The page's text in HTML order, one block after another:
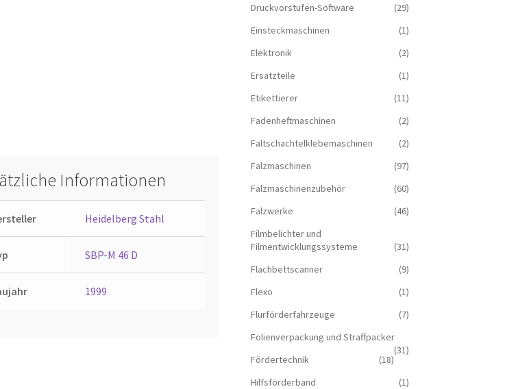
Informationen
Heidelberg Stahl
SBP-M 46 D
1999
Druckvorstufen-Software
(29)
Einsteckmaschinen
(1)
Elektronik
(2)
Ersatzteile
(1)
Etikettierer
(11)
Fadenheftmaschinen
(2)
Faltschachtelklebemaschinen
(2)
Falzmaschinen
(97)
Falzmaschinenzubehör
(60)
Falzwerke
(46)
Filmbelichter und
Filmentwicklungssysteme
(31)
Flachbettscanner
(9)
Flexo
(1)
Flurförderfahrzeuge
(7)
Folienverpackung und Straffpacker
(31)
Fördertechnik
(18)
Hilfsförderband
(1)